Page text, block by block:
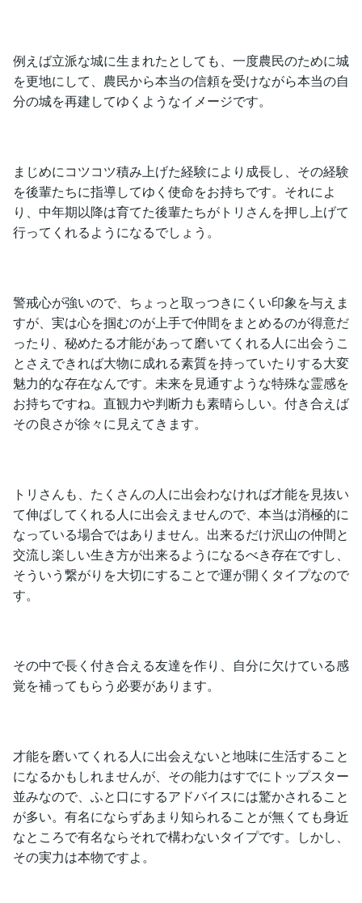
例えば立派な城に生まれたとしても、一度農民のために城
を更地にして、農民から本当の信頼を受けながら本当の自
分の城を再建してゆくようなイメージです。
まじめにコツコツ積み上げた経験により成長し、その経験
を後輩たちに指導してゆく使命をお持ちです。それによ
り、中年期以降は育てた後輩たちがトリさんを押し上げて
行ってくれるようになるでしょう。
警戒心が強いので、ちょっと取っつきにくい印象を与えま
すが、実は心を掴むのが上手で仲間をまとめるのが得意だ
ったり、秘めたる才能があって磨いてくれる人に出会うこ
とさえできれば大物に成れる素質を持っていたりする大変
魅力的な存在なんです。未来を見通すような特殊な霊感を
お持ちですね。直観力や判断力も素晴らしい。付き合えば
その良さが徐々に見えてきます。
トリさんも、たくさんの人に出会わなければ才能を見抜い
て伸ばしてくれる人に出会えませんので、本当は消極的に
なっている場合ではありません。出来るだけ沢山の仲間と
交流し楽しい生き方が出来るようになるべき存在ですし、
そういう繋がりを大切にすることで運が開くタイプなので
す。
その中で長く付き合える友達を作り、自分に欠けている感
覚を補ってもらう必要があります。
才能を磨いてくれる人に出会えないと地味に生活すること
になるかもしれませんが、その能力はすでにトップスター
並みなので、ふと口にするアドバイスには驚かされること
が多い。有名にならずあまり知られることが無くても身近
なところで有名ならそれで構わないタイプです。しかし、
その実力は本物ですよ。